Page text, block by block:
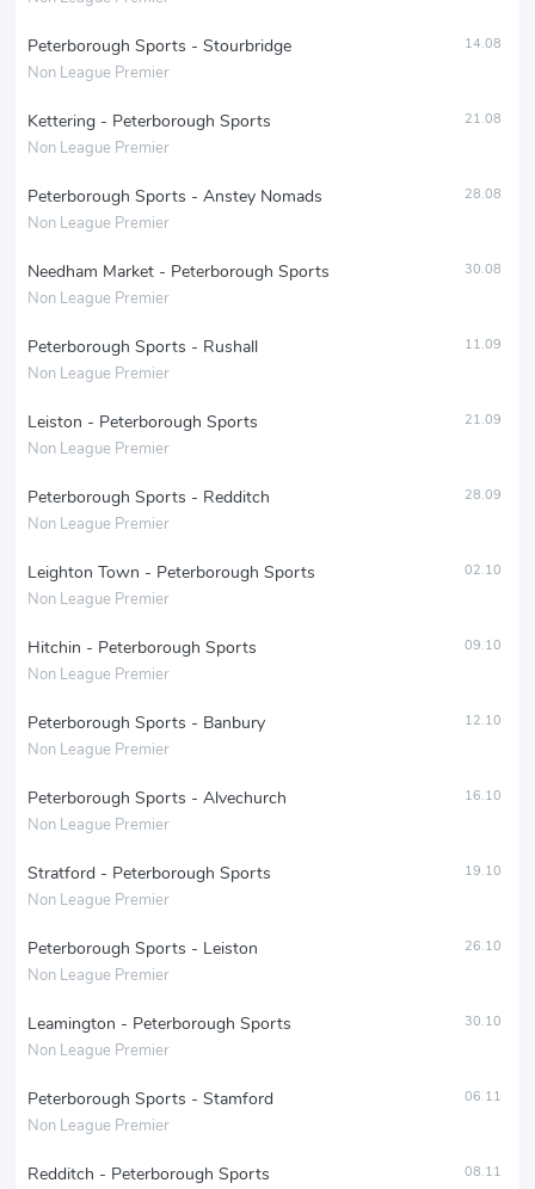
Peterborough Sports - Stourbridge
Non League Premier
14.08
Kettering - Peterborough Sports
Non League Premier
21.08
Peterborough Sports - Anstey Nomads
Non League Premier
28.08
Needham Market - Peterborough Sports
Non League Premier
30.08
Peterborough Sports - Rushall
Non League Premier
11.09
Leiston - Peterborough Sports
Non League Premier
21.09
Peterborough Sports - Redditch
Non League Premier
28.09
Leighton Town - Peterborough Sports
Non League Premier
02.10
Hitchin - Peterborough Sports
Non League Premier
09.10
Peterborough Sports - Banbury
Non League Premier
12.10
Peterborough Sports - Alvechurch
Non League Premier
16.10
Stratford - Peterborough Sports
Non League Premier
19.10
Peterborough Sports - Leiston
Non League Premier
26.10
Leamington - Peterborough Sports
Non League Premier
30.10
Peterborough Sports - Stamford
Non League Premier
06.11
Redditch - Peterborough Sports 08.11